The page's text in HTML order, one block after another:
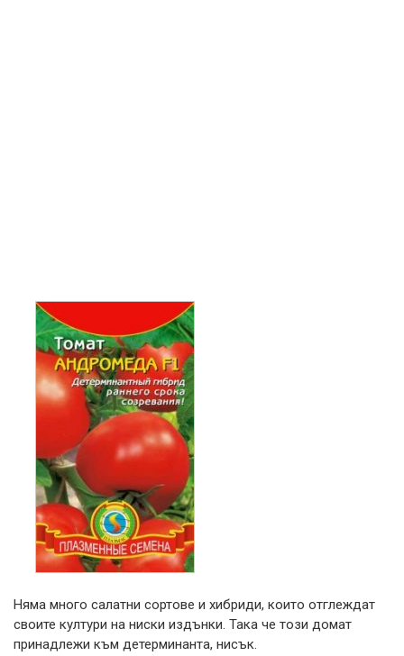
Няма много салатни сортове и хибриди, които отглеждат
своите култури на ниски издънки. Така че този домат
принадлежи към детерминанта, нисък.